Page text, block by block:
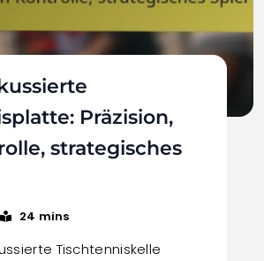
Präzision,
strategisches
24 mins
Tischtenniskelle